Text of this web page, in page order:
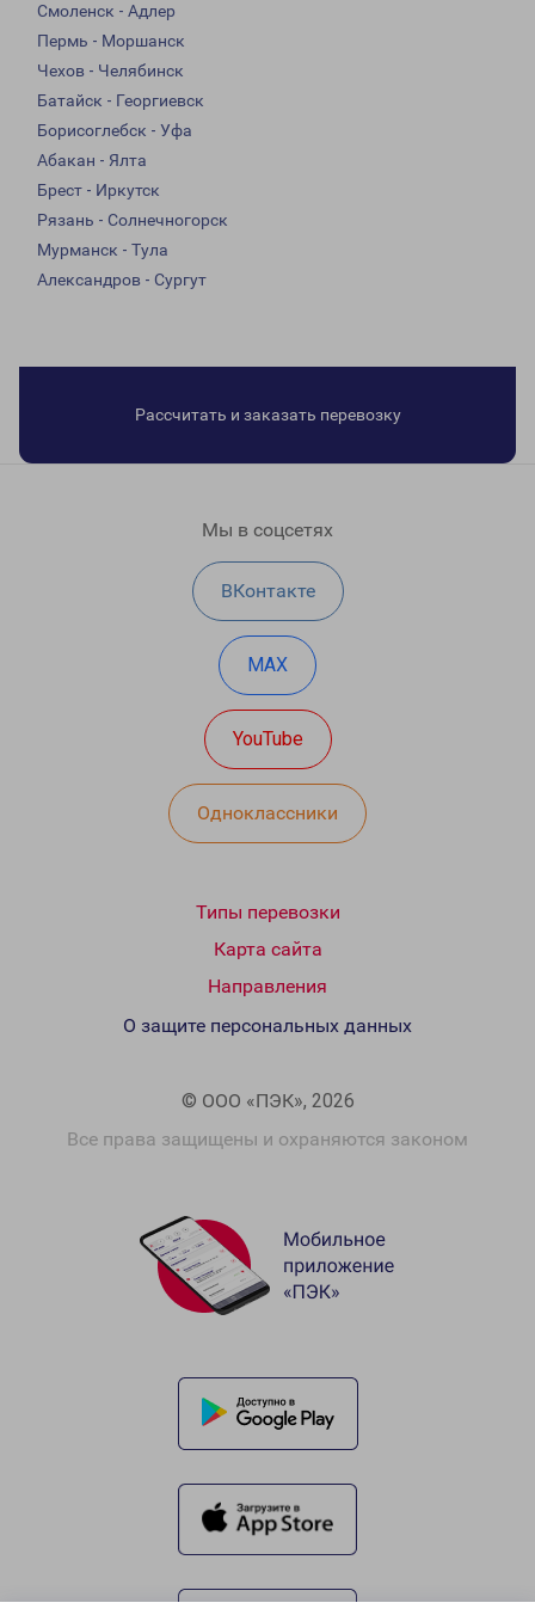
Смоленск - Адлер
Пермь - Моршанск
Чехов - Челябинск
Батайск - Георгиевск
Борисоглебск - Уфа
Абакан - Ялта
Брест - Иркутск
Рязань - Солнечногорск
Мурманск - Тула
Александров - Сургут
Рассчитать и заказать перевозку
Мы в соцсетях
ВКонтакте
MAX
YouTube
Одноклассники
Типы перевозки
Карта сайта
Направления
© ООО «ПЭК», 2026
Все права защищены и охраняются законом
О защите персональных данных